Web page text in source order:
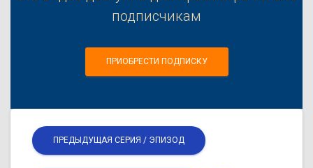
подписчикам
ПРИОБРЕСТИ ПОДПИСКУ
ПРЕДЫДУЩАЯ СЕРИЯ / ЭПИЗОД